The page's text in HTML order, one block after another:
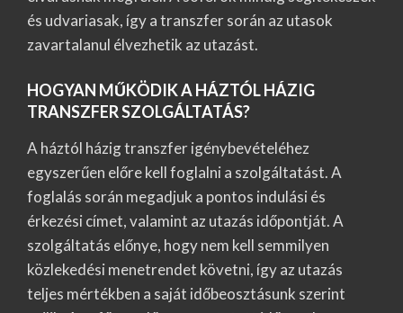
és udvariasak, így a transzfer során az utasok
zavartalanul élvezhetik az utazást.
HOGYAN MŰKÖDIK A HÁZTÓL HÁZIG
TRANSZFER SZOLGÁLTATÁS?
A háztól házig transzfer igénybevételéhez
egyszerűen előre kell foglalni a szolgáltatást. A
foglalás során megadjuk a pontos indulási és
érkezési címet, valamint az utazás időpontját. A
szolgáltatás előnye, hogy nem kell semmilyen
közlekedési menetrendet követni, így az utazás
teljes mértékben a saját időbeosztásunk szerint